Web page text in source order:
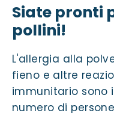
Siate pronti
pollini!
L'allergia alla
fieno e altre
immunitario sono
numero di